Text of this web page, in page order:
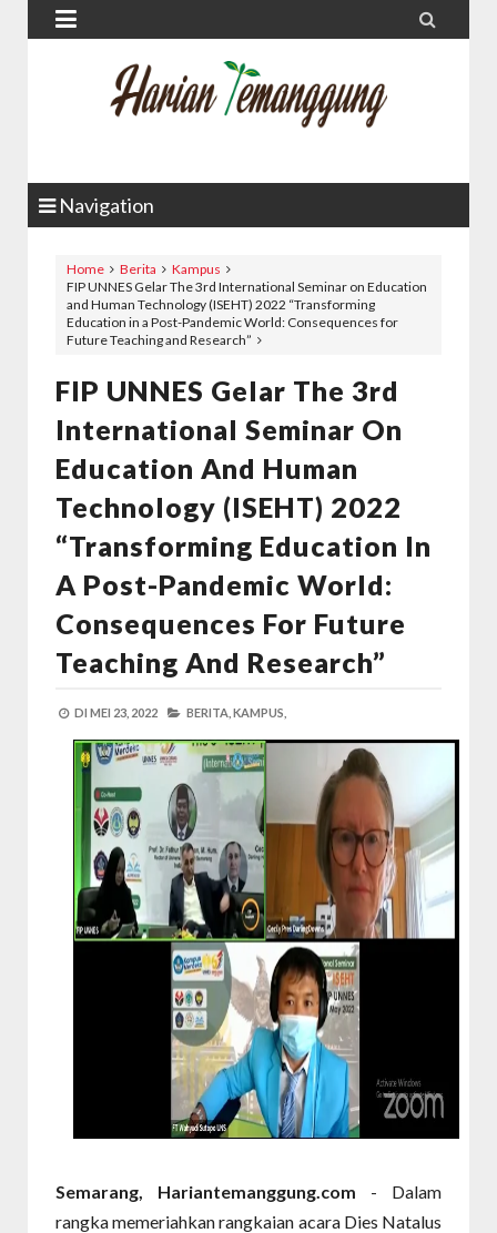
 
Navigation
Home Berita
Kampus
FIP UNNES Gelar The 3rd International Seminar on Education
and Human Technology (ISEHT) 2022 “Transforming
Education in a Post-Pandemic World: Consequences for
Future Teaching and Research”
FIP UNNES Gelar The 3rd
International Seminar On
Education And Human
Technology (ISEHT) 2022
“Transforming Education In
A Post-Pandemic World:
Consequences For Future
Teaching And Research”
DI MEI 23, 2022 BERITA, KAMPUS,
Semarang, Hariantemanggung.com - Dalam
rangka memeriahkan rangkaian acara Dies Natalus